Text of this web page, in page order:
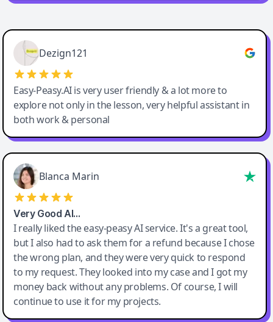
Easy-Peasy AI
Dezign121
Easy-Peasy.AI is very user friendly & a lot more to
explore not only in the lesson, very helpful assistant in
both work & personal
Blanca Marin
Very Good AI…
I really liked the easy-peasy AI service. It's a great tool,
but I also had to ask them for a refund because I chose
the wrong plan, and they were very quick to respond
to my request. They looked into my case and I got my
money back without any problems. Of course, I will
continue to use it for my projects.